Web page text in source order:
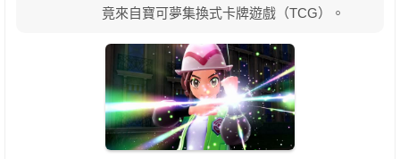
竟來自寶可夢集換式卡牌遊戲（TCG）。